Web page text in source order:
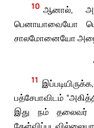
10 ஆனால்,
பெனாயாவையோ
சாலமோனையோ
11
பத்சேபாவிடம்
இது நம் தலைவர்